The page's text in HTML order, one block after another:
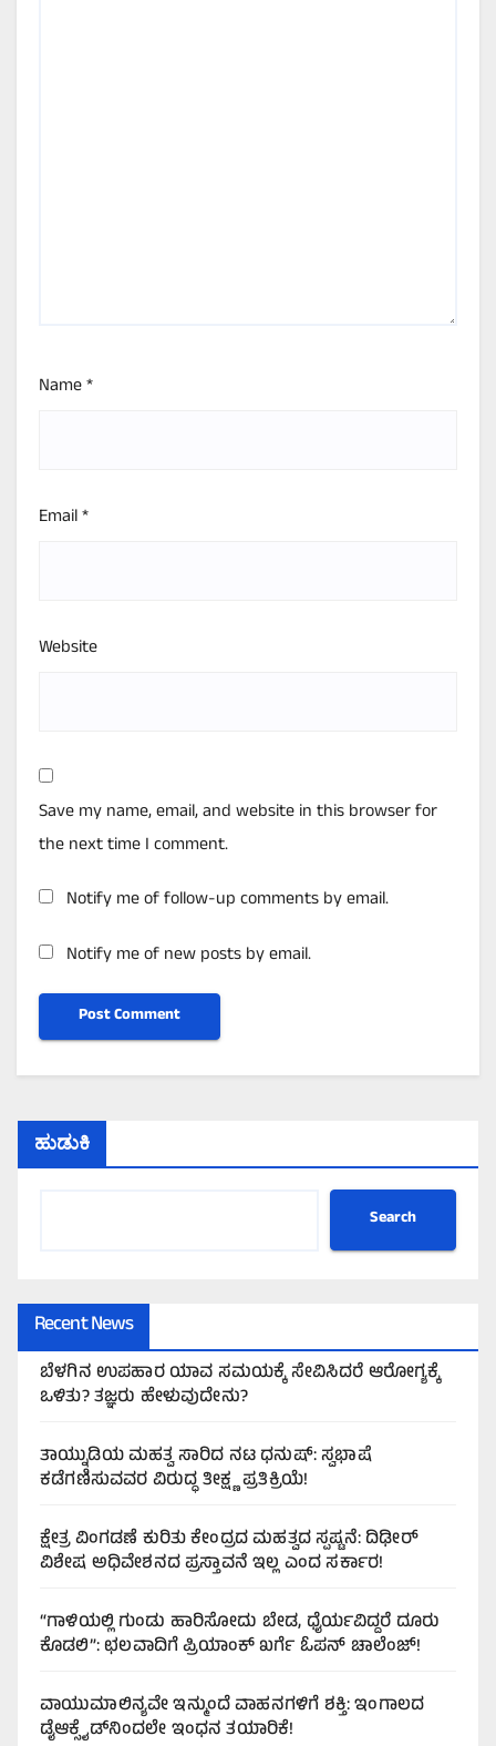
Name*
Email*
Website
Save my name, email, and website in this browser for
the next time I comment.
Notify me of follow-up comments by email.
Notify me of new posts by email.
ಹುಡುಕಿ
Search
Recent News
ಬೆಳಗಿನ ಉಪಹಾರ ಯಾವ ಸಮಯಕ್ಕೆ ಸೇವಿಸಿದರೆ ಆರೋಗ್ಯಕ್ಕೆ
ಒಳಿತು? ತಜ್ಞರು ಹೇಳುವುದೇನು?
ತಾಯ್ನುಡಿಯ ಮಹತ್ವ ಸಾರಿದ ನಟ ಧನುಷ್: ಸ್ವಭಾಷೆ
ಕಡೆಗಣಿಸುವವರ ವಿರುದ್ಧ ತೀಕ್ಷ್ಣ ಪ್ರತಿಕ್ರಿಯೆ!
ಕ್ಷೇತ್ರ ವಿಂಗಡಣೆ ಕುರಿತು ಕೇಂದ್ರದ ಮಹತ್ವದ ಸ್ಪಷ್ಟನೆ: ದಿಢೀರ್
ವಿಶೇಷ ಅಧಿವೇಶನದ ಪ್ರಸ್ತಾವನೆ ಇಲ್ಲ ಎಂದ ಸರ್ಕಾರ!
“ಗಾಳಿಯಲ್ಲಿ ಗುಂಡು ಹಾರಿಸೋದು ಬೇಡ, ಧೈರ್ಯವಿದ್ದರೆ ದೂರು
ಕೊಡಲಿ”: ಛಲವಾದಿಗೆ ಪ್ರಿಯಾಂಕ್ ಖರ್ಗೆ ಓಪನ್ ಚಾಲೆಂಜ್!
ವಾಯುಮಾಲಿನ್ಯವೇ ಇನ್ಮುಂದೆ ವಾಹನಗಳಿಗೆ ಶಕ್ತಿ: ಇಂಗಾಲದ
ಡೈಆಕ್ಸೈಡ್‌ನಿಂದಲೇ ಇಂಧನ ತಯಾರಿಕೆ!